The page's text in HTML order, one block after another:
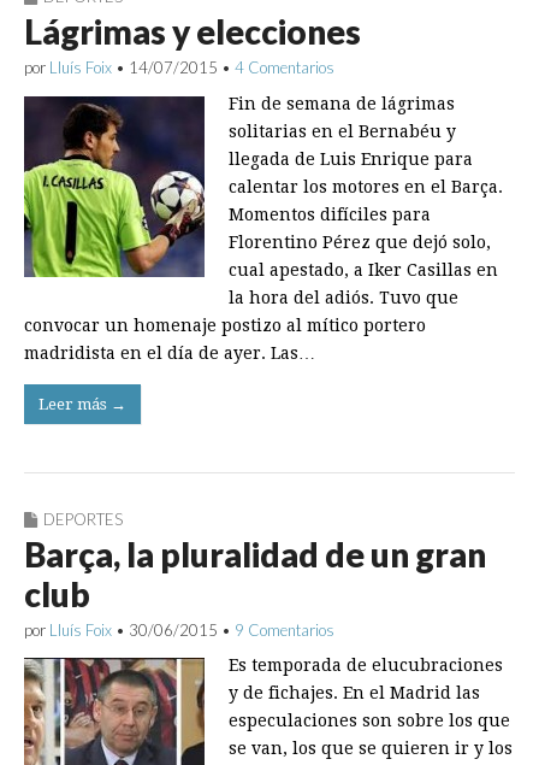
Lágrimas y elecciones
por Lluís Foix • 14/07/2015 • 4 Comentarios
Fin de semana de lágrimas
solitarias en el Bernabéu y
llegada de Luis Enrique para
calentar los motores en el Barça.
Momentos difíciles para
Florentino Pérez que dejó solo,
cual apestado, a Iker Casillas en
la hora del adiós. Tuvo que
convocar un homenaje postizo al mítico portero
madridista en el día de ayer. Las…
Leer más →
DEPORTES
Barça, la pluralidad de un gran
club
por Lluís Foix • 30/06/2015 • 9 Comentarios
Es temporada de elucubraciones
y de fichajes. En el Madrid las
especulaciones son sobre los que
se van, los que se quieren ir y los